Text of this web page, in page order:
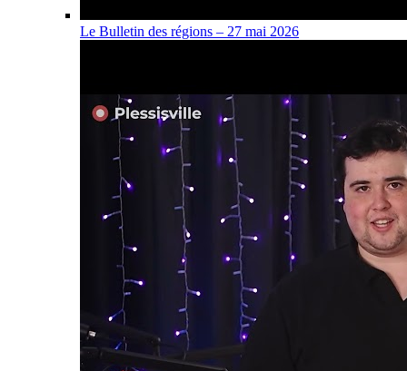
Le Bulletin des régions – 27 mai 2026